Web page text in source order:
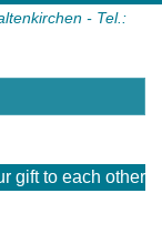
- Tel.:
gift to each